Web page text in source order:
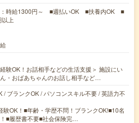
：時給1300円～ ■週払いOK ■扶養内OK ■
以上
験OK！お話相手などの生活支援＞ 施設にい
・おばあちゃんのお話し相手など…
/ ブランクOK / パソコンスキル不要 / 英語力不
験OK！■年齢・学歴不問！ブランクOK!■10名
■履歴書不要■社会保険完…